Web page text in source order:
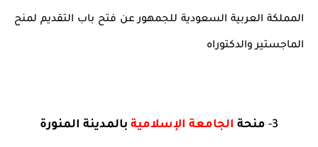
المملكة العربية السعودية للجمهور عن فتح باب التقديم لمنح
الماجستير والدكتوراه
3- منحة الجامعة الإسلامية بالمدينة المنورة